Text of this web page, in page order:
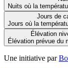
Nuits où la
Jours de
Jours où la
Élévation
Élévation prévue du
Une initiative par